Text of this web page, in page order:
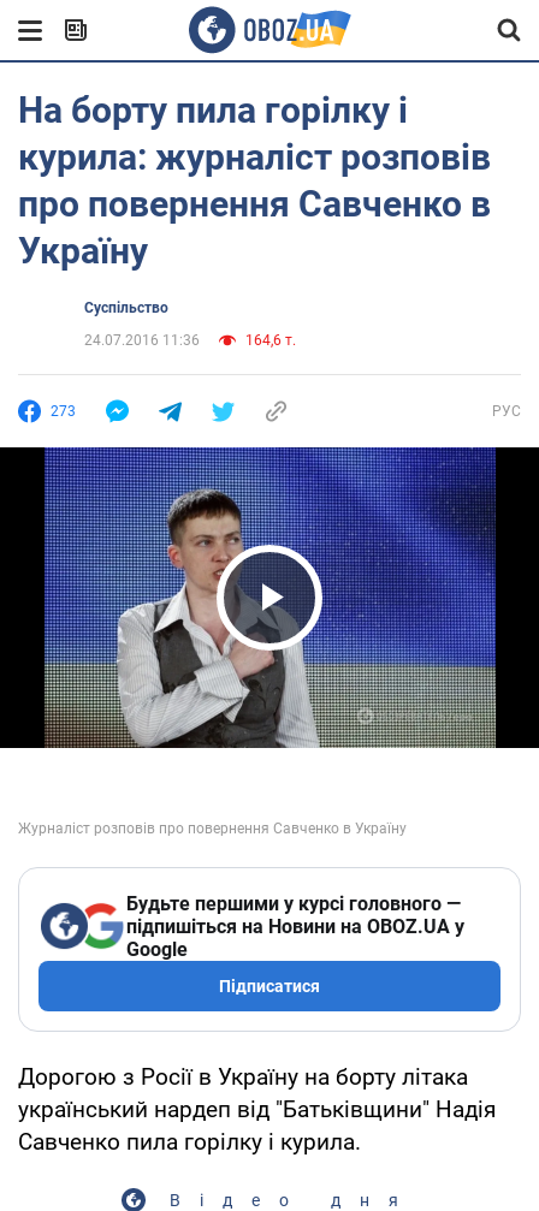
На борту пила горілку і
курила: журналіст розповів
про повернення Савченко в
Україну
Суспільство
24.07.2016 11:36
164,6 т.
273 РУС
Play Video
Будьте першими у курсі головного —
підпишіться на Новини на OBOZ.UA у
Google
Підписатися
Дорогою з Росії в Україну на борту літака
український нардеп від "Батьківщини" Надія
Савченко пила горілку і курила.
Відео дня